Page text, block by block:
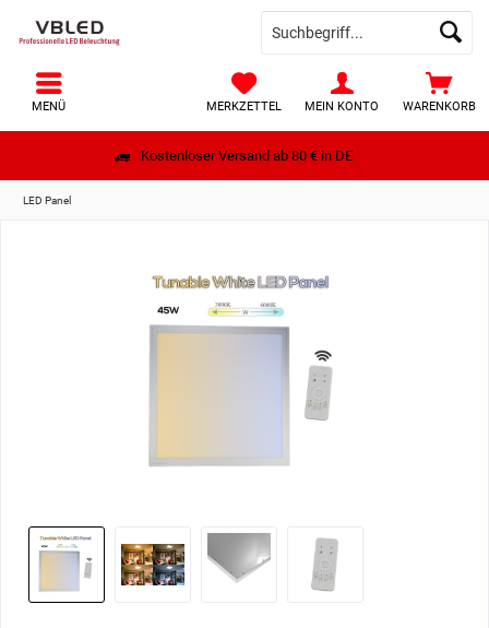
Kostenloser Versand ab 80 € in DE
WARENKORB
MERKZETTEL MEIN KONTO
MENÜ
LED Panel